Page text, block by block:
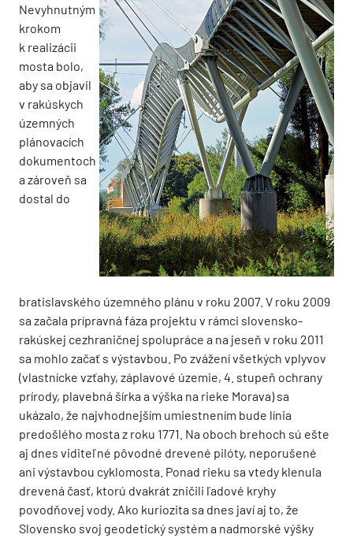
Nevyhnutným
krokom
k realizácii
mosta bolo,
aby sa objavil
v rakúskych
územných
plánovacích
dokumentoch
a zároveň sa
dostal do
bratislavského územného plánu v roku 2007. V roku 2009
sa začala prípravná fáza projektu v rámci slovensko-
rakúskej cezhraničnej spolupráce a na jeseň v roku 2011
sa mohlo začať s výstavbou. Po zvážení všetkých vplyvov
(vlastnícke vzťahy, záplavové územie, 4. stupeň ochrany
prírody, plavebná šírka a výška na rieke Morava) sa
ukázalo, že najvhodnejším umiestnením bude línia
predošlého mosta z roku 1771. Na oboch brehoch sú ešte
aj dnes viditeľné pôvodné drevené pilóty, neporušené
ani výstavbou cyklomosta. Ponad rieku sa vtedy klenula
drevená časť, ktorú dvakrát zničili ľadové kryhy
povodňovej vody. Ako kuriozita sa dnes javí aj to, že
Slovensko svoj geodetický systém a nadmorské výšky